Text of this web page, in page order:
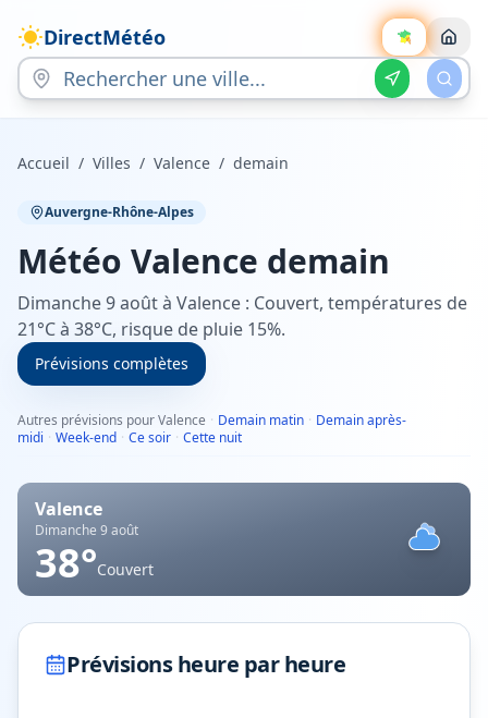
DirectMétéo
Accueil / Villes / Valence / demain
Auvergne-Rhône-Alpes
Météo Valence demain
Dimanche 9 août à Valence : Couvert, températures de
21°C à 38°C, risque de pluie 15%.
Prévisions complètes
Autres prévisions pour Valence · Demain matin · Demain après-
midi · Week-end · Ce soir · Cette nuit
Valence
Dimanche 9 août
38°Couvert
Prévisions heure par heure